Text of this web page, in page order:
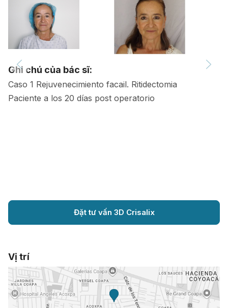
Ghi chú của bác sĩ:
Caso 1 Rejuvenecimiento facail. Ritidectomia
Paciente a los 20 días post operatorio
Đặt tư vấn 3D Crisalix
Vị trí